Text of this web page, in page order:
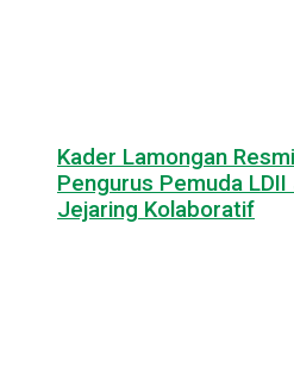
Kader Lamongan
Pengurus Pemuda
Jejaring Kolaboratif